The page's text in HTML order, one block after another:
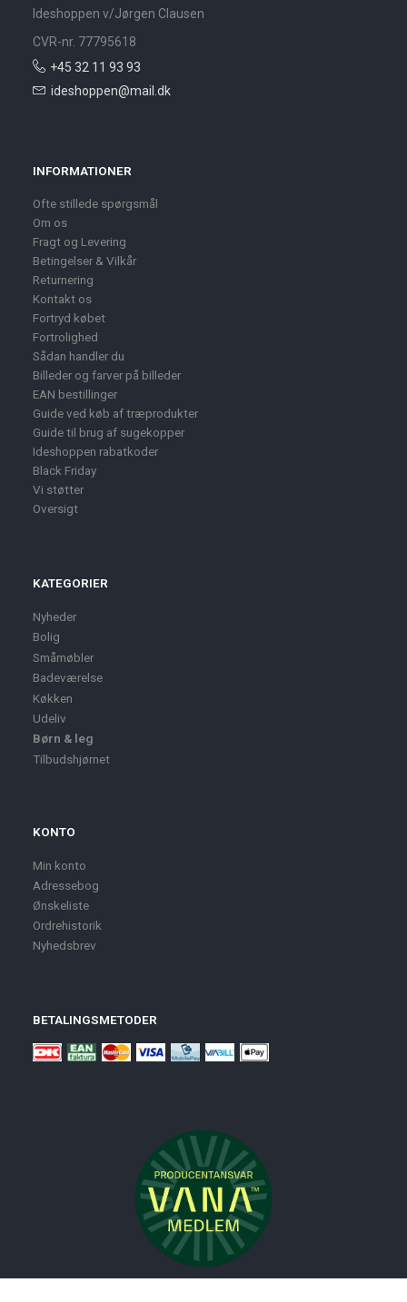
Ideshoppen v/Jørgen Clausen
CVR-nr. 77795618
+45 32 11 93 93
ideshoppen@mail.dk
INFORMATIONER
Ofte stillede spørgsmål
Om os
Fragt og Levering
Betingelser & Vilkår
Returnering
Kontakt os
Fortryd købet
Fortrolighed
Sådan handler du
Billeder og farver på billeder
EAN bestillinger
Guide ved køb af træprodukter
Guide til brug af sugekopper
Ideshoppen rabatkoder
Black Friday
Vi støtter
Oversigt
KATEGORIER
Nyheder
Bolig
Småmøbler
Badeværelse
Køkken
Udeliv
Børn & leg
Tilbudshjørnet
KONTO
Min konto
Adressebog
Ønskeliste
Ordrehistorik
Nyhedsbrev
BETALINGSMETODER